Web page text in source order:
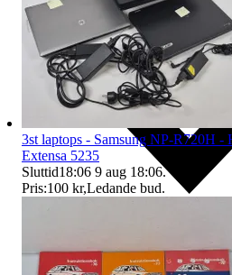
3st laptops - Samsung NP-R720H -
Extensa 5235
Sluttid18:06 9 aug 18:06.
Pris:100 kr,Ledande bud.